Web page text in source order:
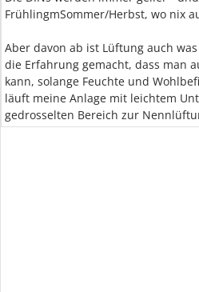
FrühlingmSommer/Herbst, wo nix
Aber davon ab ist Lüftung auch
die Erfahrung gemacht, dass man
kann, solange Feuchte und
läuft meine Anlage mit leichtem
gedrosselten Bereich zur